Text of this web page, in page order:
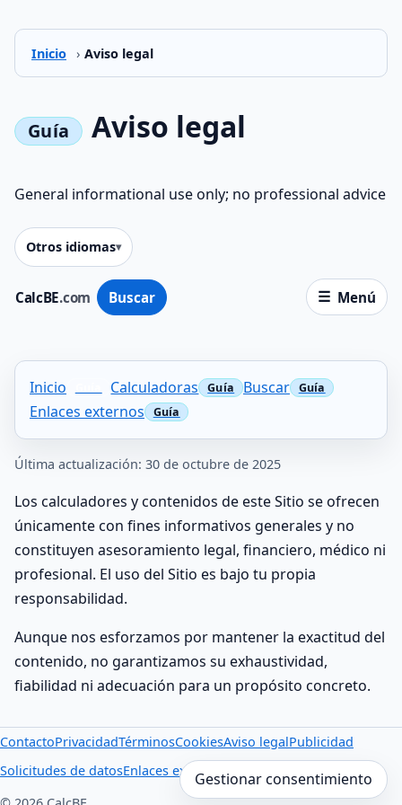
Inicio › Aviso legal
CalcBE.com Buscar Menú
Aviso legal
General informational use only; no professional advice
Otros idiomas
Inicio Calculadoras
Buscar
Enlaces externos
Última actualización: 30 de octubre de 2025
Los calculadores y contenidos de este Sitio se ofrecen
únicamente con fines informativos generales y no
constituyen asesoramiento legal, financiero, médico ni
profesional. El uso del Sitio es bajo tu propia
responsabilidad.
Aunque nos esforzamos por mantener la exactitud del
contenido, no garantizamos su exhaustividad,
fiabilidad ni adecuación para un propósito concreto.
ContactoPrivacidadTérminosCookiesAviso legalPublicidad
Solicitudes de datosEnlaces externosGestionar consentimiento